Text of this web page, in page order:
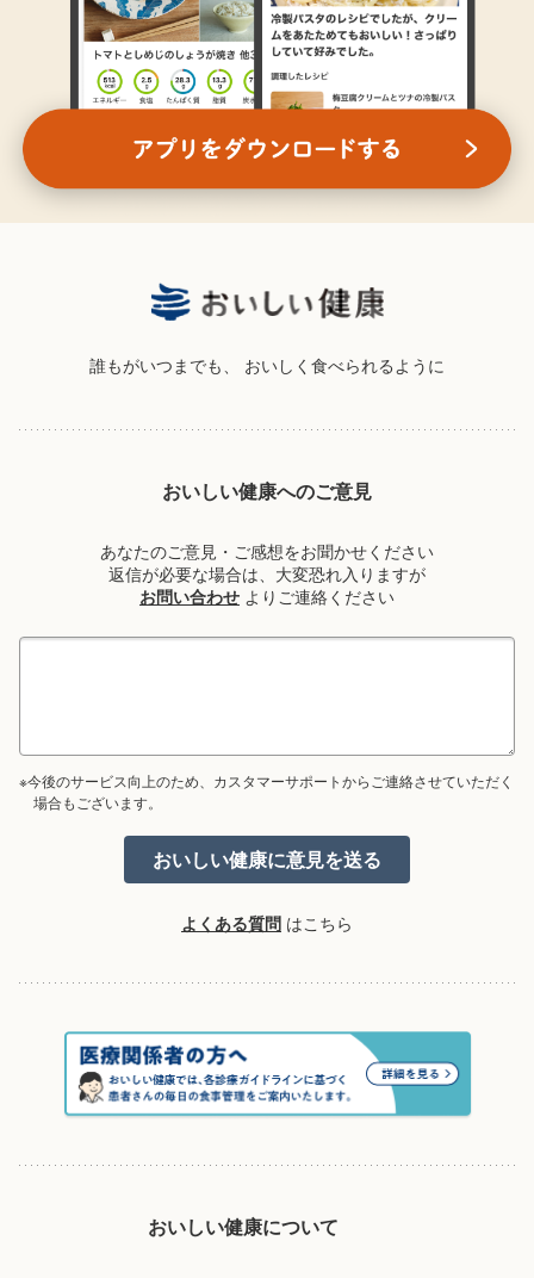
誰もがいつまでも、 おいしく食べられるように
おいしい健康へのご意見
あなたのご意見・ご感想をお聞かせください
返信が必要な場合は、大変恐れ入りますが
お問い合わせ よりご連絡ください
※今後のサービス向上のため、カスタマーサポートからご連絡させていただく
場合もございます。
よくある質問 はこちら
おいしい健康について